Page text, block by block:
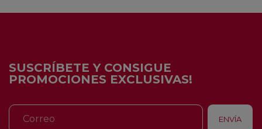
SUSCRÍBETE Y CONSIGUE
PROMOCIONES EXCLUSIVAS!